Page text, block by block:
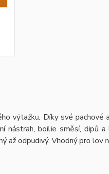
výtažku. Díky své
nástrah, boilie směsí, dipů
až odpudivý. Vhodný pro lov